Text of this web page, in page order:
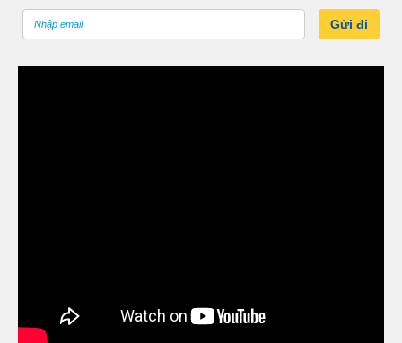
Gửi đi